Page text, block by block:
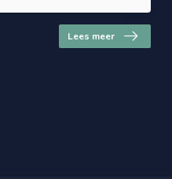
Lees meer